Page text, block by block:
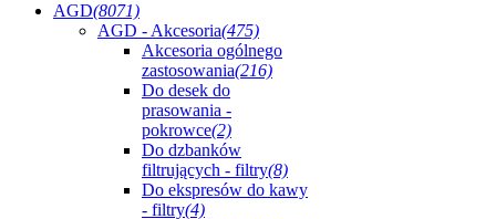
AGD(8071)
AGD - Akcesoria(475)
Akcesoria ogólnego
zastosowania(216)
Do desek do
prasowania -
pokrowce(2)
Do dzbanków
filtrujących - filtry(8)
Do ekspresów do kawy
- filtry(4)